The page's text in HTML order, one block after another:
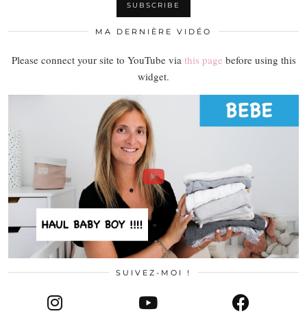
MA DERNIÈRE VIDÉO
Please connect your site to YouTube via this page before using this
widget.
SUIVEZ-MOI !